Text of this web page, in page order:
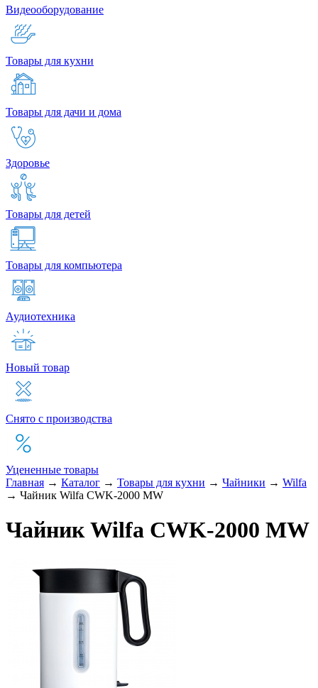
Видеооборудование
Товары для кухни
Товары для дачи и дома
Здоровье
Товары для детей
Товары для компьютера
Аудиотехника
Новый товар
Снято с производства
Уцененные товары
Главная → Каталог → Товары для кухни → Чайники → Wilfa
→ Чайник Wilfa CWK-2000 MW
Чайник Wilfa CWK-2000 MW